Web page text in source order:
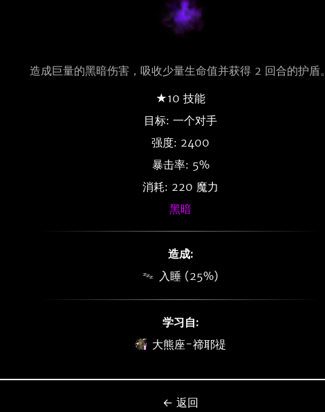
造成巨量的黑暗伤害，吸收少量生命值并获得 2 回合的护盾。
★10 技能
目标: 一个对手
强度: 2400
暴击率: 5%
消耗: 220 魔力
黑暗
造成:
入睡 (25%)
学习自:
大熊座-禘耶禔
← 返回